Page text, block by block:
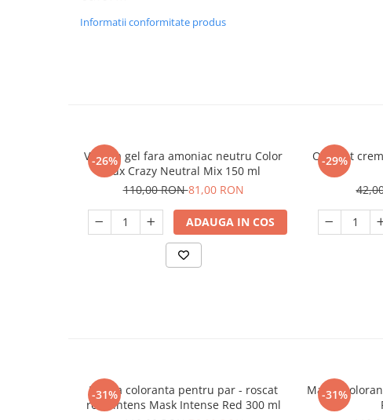
Informatii conformitate produs
-26%
Vopsea gel fara amoniac neutru Color
Lux Crazy Neutral Mix 150 ml
110,00 RON81,00 RON
ADAUGA IN COS
-29%
Oxidant
-31%
Masca coloranta pentru par - roscat
rosu intens Mask Intense Red 300 ml
-31%
Masca